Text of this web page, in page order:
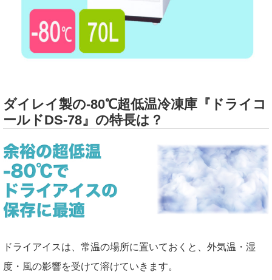
ダイレイ製の-80℃超低温冷凍庫『ドライコ
ールドDS-78』の特長は？
ドライアイスは、常温の場所に置いておくと、外気温・湿
度・風の影響を受けて溶けていきます。